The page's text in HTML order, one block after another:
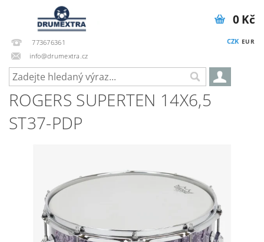
773676361
info@drumextra.cz
CZK EUR
0 Kč
ROGERS SUPERTEN 14X6,5
ST37-PDP